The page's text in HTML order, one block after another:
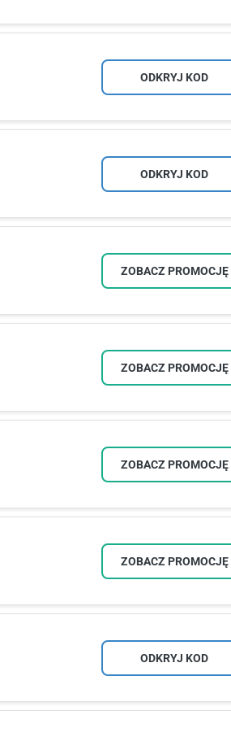
ODKRYJ KOD
ODKRYJ KOD
ZOBACZ PROMOCJĘ
ZOBACZ PROMOCJĘ
ZOBACZ PROMOCJĘ
ZOBACZ PROMOCJĘ
ODKRYJ KOD